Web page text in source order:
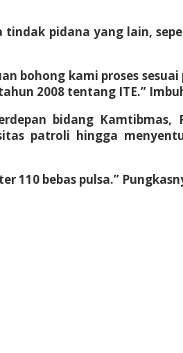
pidana yang lain,
kami proses sesuai
2008 tentang ITE.”
bidang Kamtibmas,
patroli hingga
110 bebas pulsa.”